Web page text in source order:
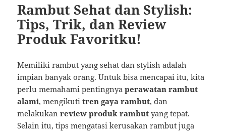
Rambut Sehat dan Stylish:
Tips, Trik, dan Review
Produk Favoritku!
Memiliki rambut yang sehat dan stylish adalah
impian banyak orang. Untuk bisa mencapai itu, kita
perlu memahami pentingnyaperawatan rambut
alami, mengikutitren gaya rambut, dan
melakukanreview produk rambut yang tepat.
Selain itu, tips mengatasi kerusakan rambut juga